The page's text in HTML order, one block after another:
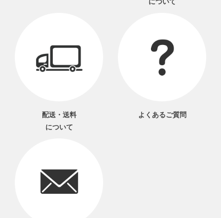
について
配送・送料
について
よくあるご質問